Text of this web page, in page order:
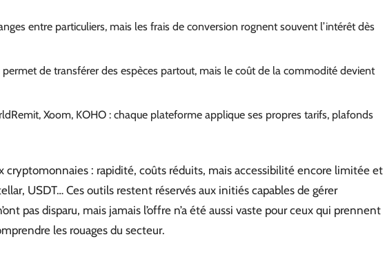
entre particuliers, mais les frais de conversion rognent souvent l’intérêt dès
de transférer des espèces partout, mais le coût de la commodité devient
Xoom, KOHO : chaque plateforme applique ses propres tarifs, plafonds
cryptomonnaies : rapidité, coûts réduits, mais accessibilité encore limitée et
USDT… Ces outils restent réservés aux initiés capables de gérer
pas disparu, mais jamais l’offre n’a été aussi vaste pour ceux qui prennent
les rouages du secteur.